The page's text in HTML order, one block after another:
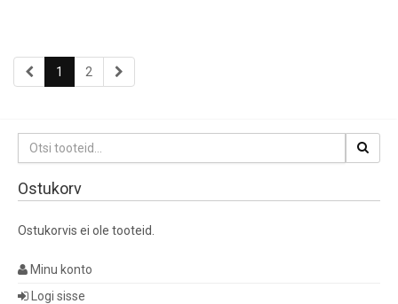
1 2
Otsi:
Ostukorv
Ostukorvis ei ole tooteid.
Minu konto
Logi sisse